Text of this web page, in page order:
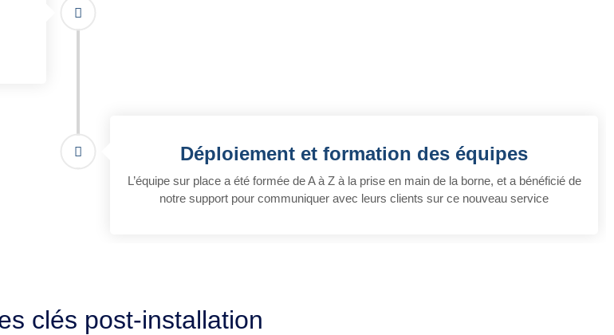
Déploiement et formation des équipes
L’équipe sur place a été formée de A à Z à la prise en main de la borne, et a bénéficié de
notre support pour communiquer avec leurs clients sur ce nouveau service
clés post-installation